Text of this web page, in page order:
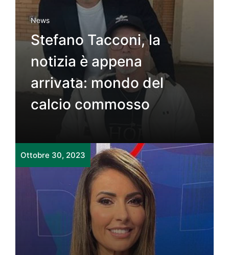
News
Stefano Tacconi, la
notizia è appena
arrivata: mondo del
calcio commosso
Ottobre 30, 2023